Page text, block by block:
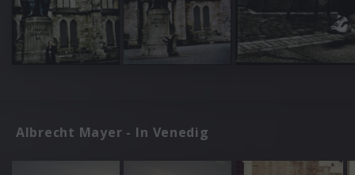
Albrecht Mayer - In Venedig